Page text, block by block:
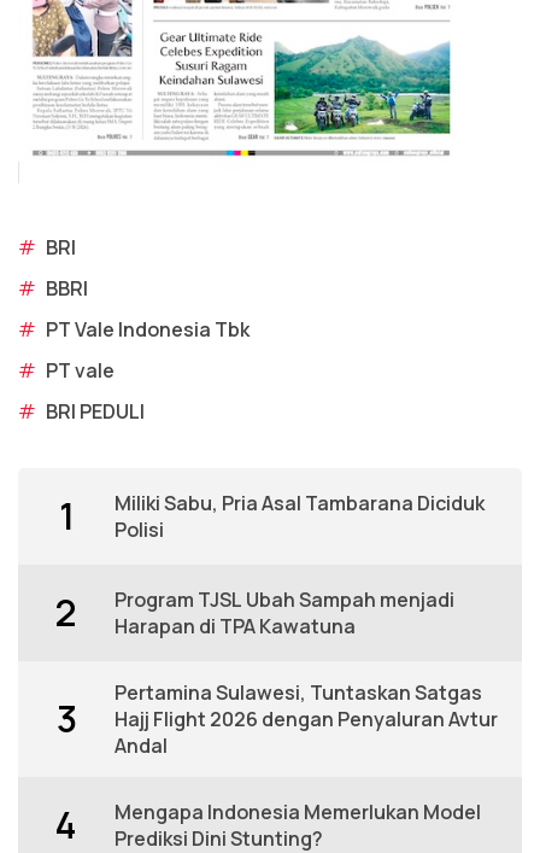
# BRI
# BBRI
# PT Vale Indonesia Tbk
# PT vale
# BRI PEDULI
1
Miliki Sabu, Pria Asal Tambarana Diciduk
Polisi
2
Program TJSL Ubah Sampah menjadi
Harapan di TPA Kawatuna
3
Pertamina Sulawesi, Tuntaskan Satgas
Hajj Flight 2026 dengan Penyaluran Avtur
Andal
4
Mengapa Indonesia Memerlukan Model
Prediksi Dini Stunting?